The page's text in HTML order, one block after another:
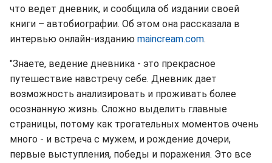
что ведет дневник, и сообщила об издании своей
книги – автобиографии. Об этом она рассказала в
интервью онлайн-изданию maincream.com.
"Знаете, ведение дневника - это прекрасное
путешествие навстречу себе. Дневник дает
возможность анализировать и проживать более
осознанную жизнь. Сложно выделить главные
страницы, потому как трогательных моментов очень
много - и встреча с мужем, и рождение дочери,
первые выступления, победы и поражения. Это все